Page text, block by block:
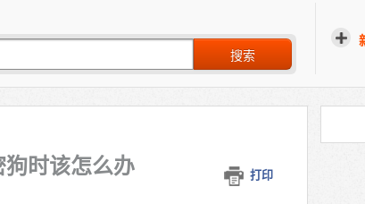
搜索
时该怎么办 打印